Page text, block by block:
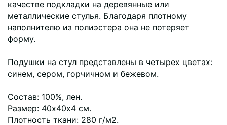
качестве подкладки на деревянные или
металлические стулья. Благодаря плотному
наполнителю из полиэстера она не потеряет
форму.
Подушки на стул представлены в четырех цветах:
синем, сером, горчичном и бежевом.
Состав: 100%, лен.
Размер: 40х40х4 см.
Плотность ткани: 280 г/м2.